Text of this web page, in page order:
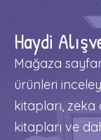
Haydi
Mağaza
ürünleri
kitapları,
kitapları ve